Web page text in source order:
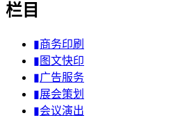
栏目
▮商务印刷
▮图文快印
▮广告服务
▮展会策划
▮会议演出